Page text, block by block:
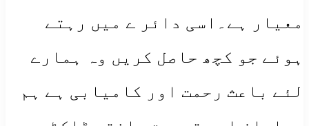
معیار ہے۔اسی دائر ے میں رہتے
ہوئے جو کچھ حاصل کریں وہ ہمارے
لئے باعث رحمت اور کامیابی ہے ہم